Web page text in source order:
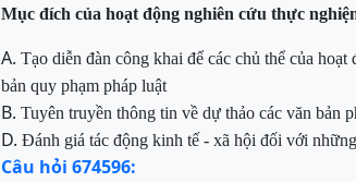
Mục đích của hoạt động nghiên cứu thực
A. Tạo diễn đàn công khai để các chủ thể của
bản quy phạm pháp luật
B. Tuyên truyền thông tin về dự thảo các văn bản
D. Đánh giá tác động kinh tế - xã hội đối với
Câu hỏi 674596: